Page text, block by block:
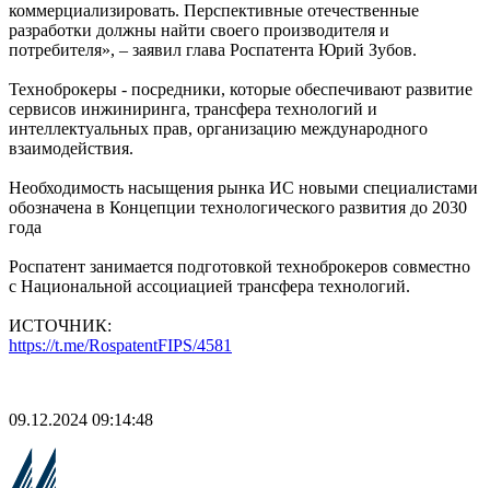
коммерциализировать. Перспективные отечественные
разработки должны найти своего производителя и
потребителя», – заявил глава Роспатента Юрий Зубов.
Техноброкеры - посредники, которые обеспечивают развитие
сервисов инжиниринга, трансфера технологий и
интеллектуальных прав, организацию международного
взаимодействия.
Необходимость насыщения рынка ИС новыми специалистами
обозначена в Концепции технологического развития до 2030
года
Роспатент занимается подготовкой техноброкеров совместно
с Национальной ассоциацией трансфера технологий.
ИСТОЧНИК:
https://t.me/RospatentFIPS/4581
09.12.2024 09:14:48